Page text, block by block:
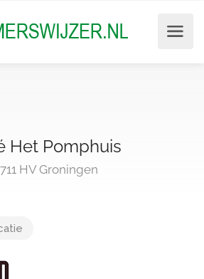
Het Pomphuis
HV Groningen